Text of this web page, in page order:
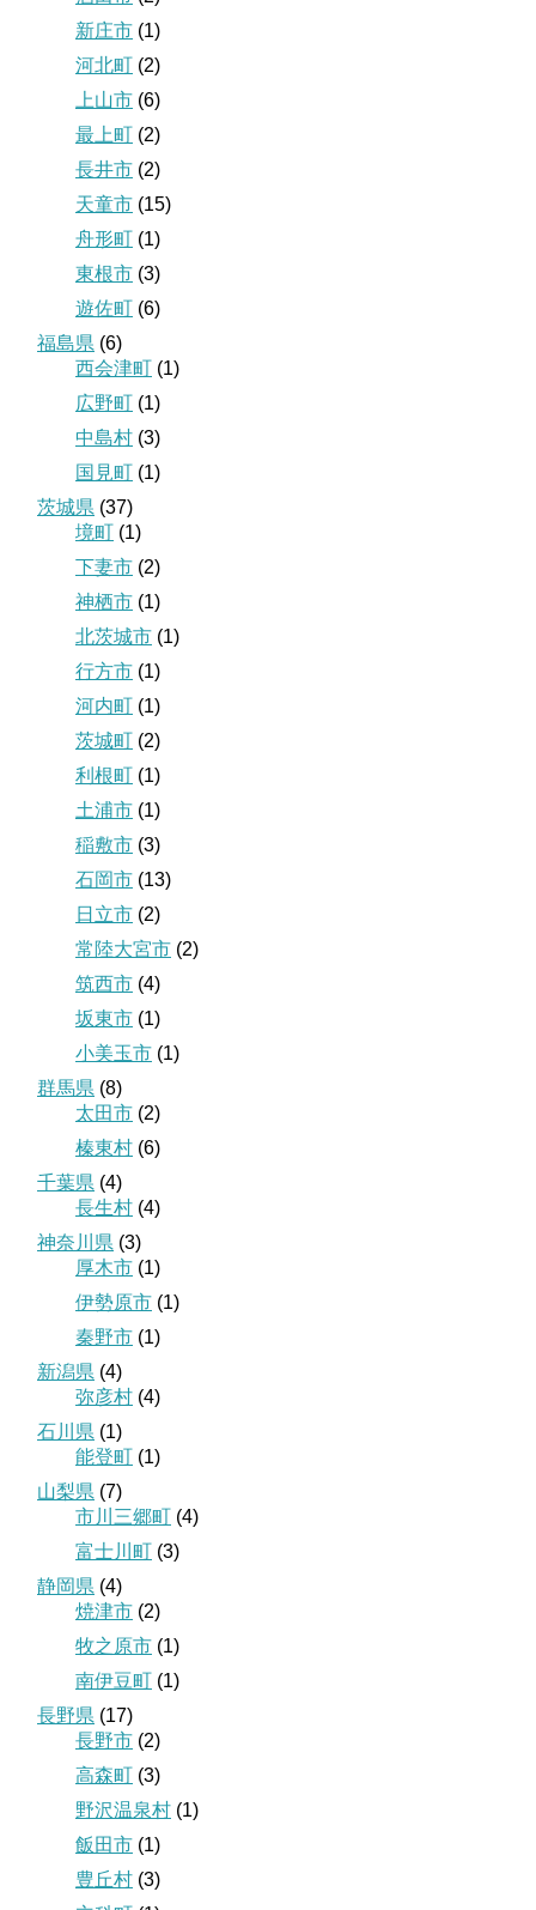
新庄市 (1)
河北町 (2)
上山市 (6)
最上町 (2)
長井市 (2)
天童市 (15)
舟形町 (1)
東根市 (3)
遊佐町 (6)
福島県 (6)
西会津町 (1)
広野町 (1)
中島村 (3)
国見町 (1)
茨城県 (37)
境町 (1)
下妻市 (2)
神栖市 (1)
北茨城市 (1)
行方市 (1)
河内町 (1)
茨城町 (2)
利根町 (1)
土浦市 (1)
稲敷市 (3)
石岡市 (13)
日立市 (2)
常陸大宮市 (2)
筑西市 (4)
坂東市 (1)
小美玉市 (1)
群馬県 (8)
太田市 (2)
榛東村 (6)
千葉県 (4)
長生村 (4)
神奈川県 (3)
厚木市 (1)
伊勢原市 (1)
秦野市 (1)
新潟県 (4)
弥彦村 (4)
石川県 (1)
能登町 (1)
山梨県 (7)
市川三郷町 (4)
富士川町 (3)
静岡県 (4)
焼津市 (2)
牧之原市 (1)
南伊豆町 (1)
長野県 (17)
長野市 (2)
高森町 (3)
野沢温泉村 (1)
飯田市 (1)
豊丘村 (3)